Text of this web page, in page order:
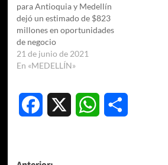
para Antioquia y Medellín
dejó un estimado de $823
millones en oportunidades
de negocio
21 de junio de 2021
En «MEDELLÍN»
Facebook WhatsApp